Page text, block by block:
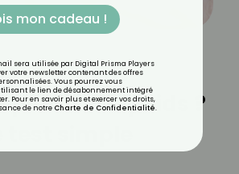
vraiment
perdre du poids ?
simple
mon cadeau !
sera utilisée par Digital Prisma Players
votre newsletter contenant des offres
Vous pourrez vous
le lien de désabonnement intégré
Pour en savoir plus et exercer vos droits,
de notre Charte de Confidentialité.